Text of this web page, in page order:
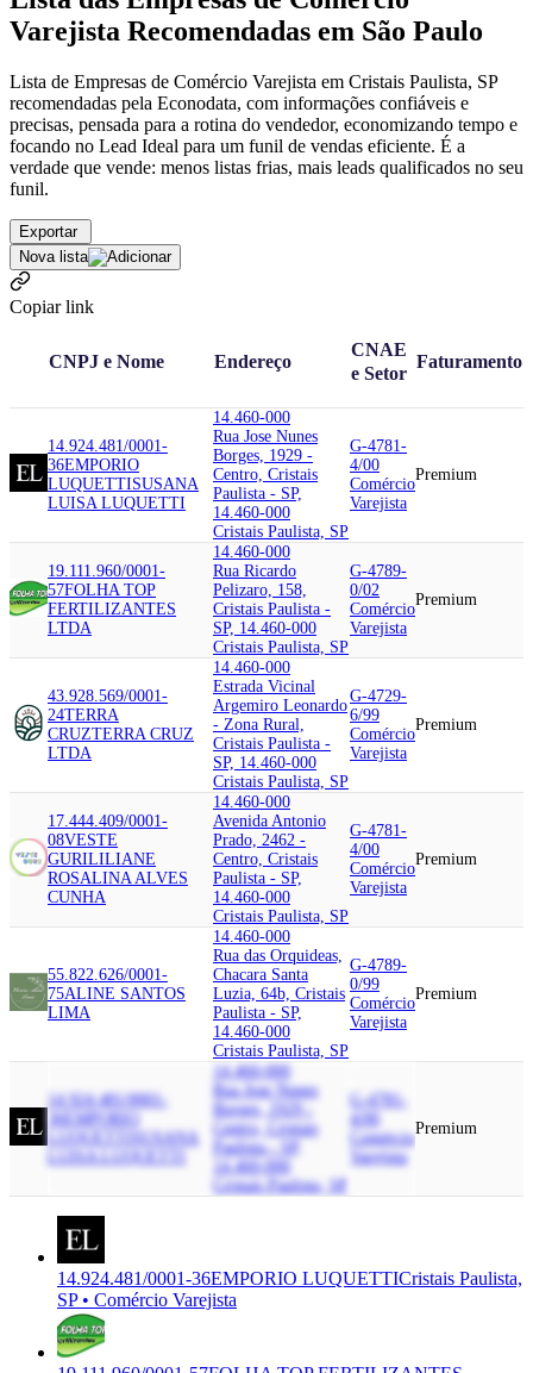
Varejista Recomendadas em São Paulo
Lista de Empresas de Comércio Varejista em Cristais Paulista, SP
recomendadas pela Econodata, com informações confiáveis e
precisas, pensada para a rotina do vendedor, economizando tempo e
focando no Lead Ideal para um funil de vendas eficiente. É a
verdade que vende: menos listas frias, mais leads qualificados no seu
funil.
Exportar
Nova lista
Copiar link
CNPJ e Nome Endereço
CNAE
e Setor
Faturamento
14.924.481/0001-
36EMPORIO
LUQUETTISUSANA
LUISA LUQUETTI
14.460-000
Rua Jose Nunes
Borges, 1929 -
Centro, Cristais
Paulista - SP,
14.460-000
Cristais Paulista, SP
G-4781-
4/00
Comércio
Varejista
Premium
19.111.960/0001-
57FOLHA TOP
FERTILIZANTES
LTDA
14.460-000
Rua Ricardo
Pelizaro, 158,
Cristais Paulista -
SP, 14.460-000
Cristais Paulista, SP
G-4789-
0/02
Comércio
Varejista
Premium
43.928.569/0001-
24TERRA
CRUZTERRA CRUZ
LTDA
14.460-000
Estrada Vicinal
Argemiro Leonardo
- Zona Rural,
Cristais Paulista -
SP, 14.460-000
Cristais Paulista, SP
G-4729-
6/99
Comércio
Varejista
Premium
17.444.409/0001-
08VESTE
GURILILIANE
ROSALINA ALVES
CUNHA
14.460-000
Avenida Antonio
Prado, 2462 -
Centro, Cristais
Paulista - SP,
14.460-000
Cristais Paulista, SP
G-4781-
4/00
Comércio
Varejista
Premium
55.822.626/0001-
75ALINE SANTOS
LIMA
14.460-000
Rua das Orquideas,
Chacara Santa
Luzia, 64b, Cristais
Paulista - SP,
14.460-000
Cristais Paulista, SP
G-4789-
0/99
Comércio
Varejista
Premium
14.924.481/0001-
36EMPORIO
SUSANA
LUISA LUQUETTI
14.460-000
Rua Jose Nunes
Borges, 1929 -
Centro, Cristais
Paulista - SP,
14.460-000
Cristais Paulista, SP
G-4781-
4/00
Comércio
Varejista
Premium
14.924.481/0001-36EMPORIO LUQUETTICristais Paulista,
SP • Comércio Varejista